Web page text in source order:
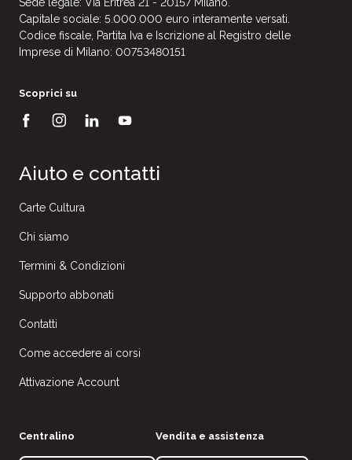
Capitale sociale: 5.000.000 euro interamente versati.
Codice fiscale, Partita Iva e Iscrizione al Registro delle
Imprese di Milano: 00753480151
Scoprici su
Aiuto e contatti
Carte Cultura
Chi siamo
Termini & Condizioni
Supporto abbonati
Contatti
Come accedere ai corsi
Attivazione Account
Centralino Vendita e assistenza